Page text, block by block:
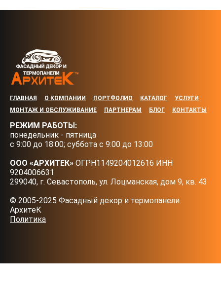
ГЛАВНАЯ О КОМПАНИИ ПОРТФОЛИО КАТАЛОГ
УСЛУГИ
МОНТАЖ И ОБСЛУЖИВАНИЕ
ПАРТНЕРАМ БЛОГ КОНТАКТЫ
РЕЖИМ РАБОТЫ:
понедельник - пятница
с 9:00 до 18:00; суббота с 9:00 до 13:00
ООО «АРХИТЕК» ОГРН1149204012616 ИНН
9204006631
299040, г. Севастополь, ул. Лоцманская, дом 9, кв. 43
© 2005-2025 Фасадный декор и термопанели
АрхитеК
Политика